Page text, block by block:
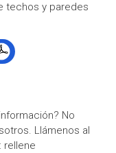
techos y paredes
No
Llámenos al
rellene